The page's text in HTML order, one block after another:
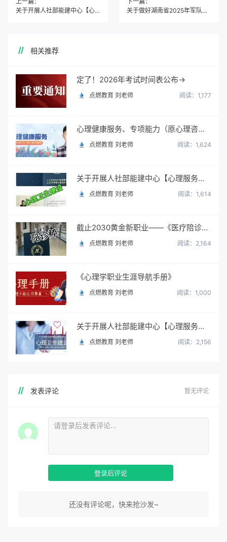
关于开展人社部能建中心【心理服务顾问】职业培训与考试
关于做好湖南省2025年军队院校招收普通高中毕业生政治考核工作的通知
相关推荐
定了！2026年考试时间表公布→
点燃教育 刘老师 阅读：1,177
心理健康服务、专项能力（原心理咨询师）
点燃教育 刘老师 阅读：1,624
关于开展人社部能建中心【心理服务顾问】职业培训与考试
点燃教育 刘老师 阅读：1,614
截止2030黄金新职业——《医疗陪诊顾问》陪诊师
点燃教育 刘老师 阅读：2,164
《心理学职业生涯导航手册》
点燃教育 刘老师 阅读：1,000
关于开展人社部能建中心【心理服务顾问】职业培训与考试
点燃教育 刘老师 阅读：2,156
发表评论 暂无评论
登录后评论
还没有评论呢，快来抢沙发~